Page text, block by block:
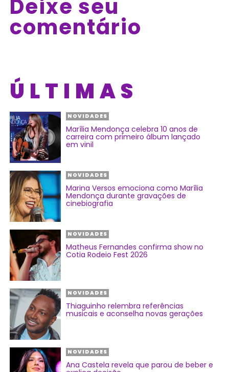
Deixe seu
comentário
ÚLTIMAS
NOVIDADES
Marília Mendonça celebra 10 anos de
carreira com primeiro álbum lançado
em vinil
NOVIDADES
Marina Versos emociona como Marília
Mendonça durante gravações de
cinebiografia
NOVIDADES
Matheus Fernandes confirma show no
Cotia Rodeio Fest 2026
NOVIDADES
Thiaguinho relembra referências
musicais e aconselha novas gerações
NOVIDADES
Ana Castela revela que parou de beber e